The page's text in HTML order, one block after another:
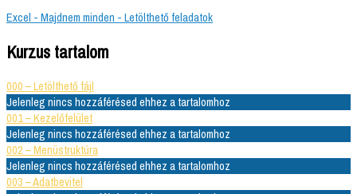
Excel - Majdnem minden - Letölthető feladatok
Kurzus tartalom
000 – Letölthető fájl
Jelenleg nincs hozzáférésed ehhez a tartalomhoz
001 – Kezelőfelület
Jelenleg nincs hozzáférésed ehhez a tartalomhoz
002 – Menüstruktúra
Jelenleg nincs hozzáférésed ehhez a tartalomhoz
003 – Adatbevitel